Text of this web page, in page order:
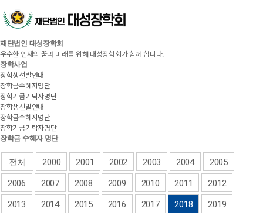
재단법인 대성장학회
우수한 인재의 꿈과 미래를 위해 대성장학회가 함께 합니다.
장학사업
장학생선발안내
장학금수혜자명단
장학기금기탁자명단
장학생선발안내
장학금수혜자명단
장학기금기탁자명단
장학금 수혜자 명단
전체 2000 2001 2002 2003 2004
2005
2006
2007 2008 2009 2010 2011
2012
2013
2014 2015 2016 2017 2018 2019